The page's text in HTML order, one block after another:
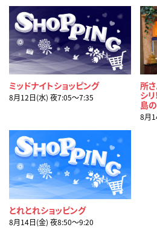
ミッドナイトショッピング
8月12日(水) 夜7:05〜7:35
所
シ
島
8月
とれとれショッピング
8月14日(金) 夜8:50〜9:20